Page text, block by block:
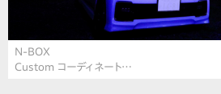
N-BOX
Custom コーディネート…